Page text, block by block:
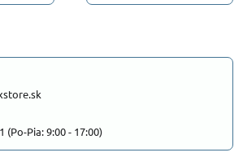
(Po-Pia: 9:00 - 17:00)